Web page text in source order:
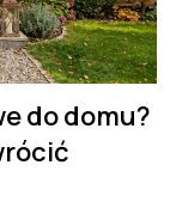
do domu?